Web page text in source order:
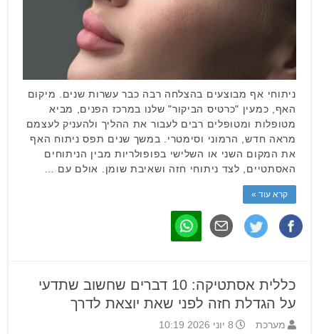
ניתוחי אף מבוצעים בהצלחה רבה כבר עשרות שנים. מיקום
האף, כמעין "כרטיס הביקור" שלנו במרכז הפנים, מביא
מטופלות ומטופלים רבים לעבור את ההליך ולהעניק לעצמם
מראה חדש, הרמוני וסימטרי. במשך שנים תפס ניתוח האף
את המקום השני או השלישי בפופולריות מבין הניתוחים
האסתטיים, לצד ניתוחי חזה ושאיבת שומן. אולם עם …
קרא עוד »
כללית אסתטיקה: 10 דברים שחשוב שתדעי
על הגדלת חזה לפני שאת יוצאת לדרך
מערכת 8 יוני 2026 10:19